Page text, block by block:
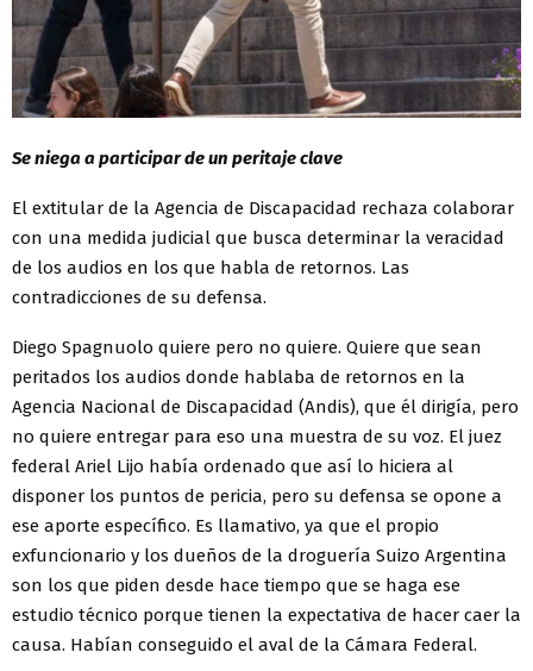
Se niega a participar de un peritaje clave
El extitular de la Agencia de Discapacidad rechaza colaborar
con una medida judicial que busca determinar la veracidad
de los audios en los que habla de retornos. Las
contradicciones de su defensa.
Diego Spagnuolo quiere pero no quiere. Quiere que sean
peritados los audios donde hablaba de retornos en la
Agencia Nacional de Discapacidad (Andis), que él dirigía, pero
no quiere entregar para eso una muestra de su voz. El juez
federal Ariel Lijo había ordenado que así lo hiciera al
disponer los puntos de pericia, pero su defensa se opone a
ese aporte específico. Es llamativo, ya que el propio
exfuncionario y los dueños de la droguería Suizo Argentina
son los que piden desde hace tiempo que se haga ese
estudio técnico porque tienen la expectativa de hacer caer la
causa. Habían conseguido el aval de la Cámara Federal.